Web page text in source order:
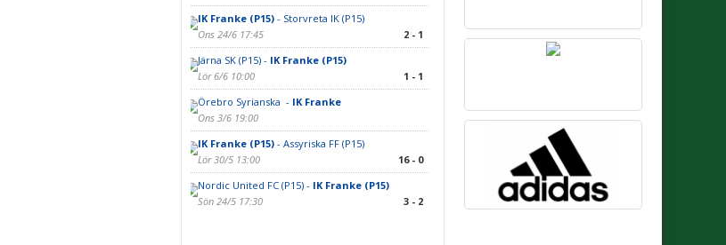
IK Franke (P15)- Storvreta IK (P15)
Ons 24/6 17:45
2 - 1
Järna SK (P15) - IK Franke (P15)
Lör 6/6 10:00
1 - 1
Örebro Syrianska - IK Franke
Ons 3/6 19:00
IK Franke (P15)- Assyriska FF (P15)
Lör 30/5 13:00
16 - 0
Nordic United FC (P15) - IK Franke (P15)
Sön 24/5 17:30
3 - 2